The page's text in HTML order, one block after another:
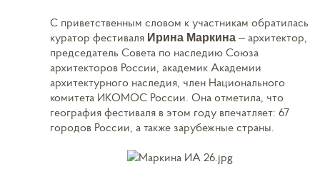
С приветственным словом к участникам обратилась
куратор фестиваля Ирина Маркина – архитектор,
председатель Совета по наследию Союза
архитекторов России, академик Академии
архитектурного наследия, член Национального
комитета ИКОМОС России. Она отметила, что
география фестиваля в этом году впечатляет: 67
городов России, а также зарубежные страны.